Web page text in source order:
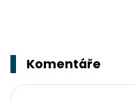
Komentáře